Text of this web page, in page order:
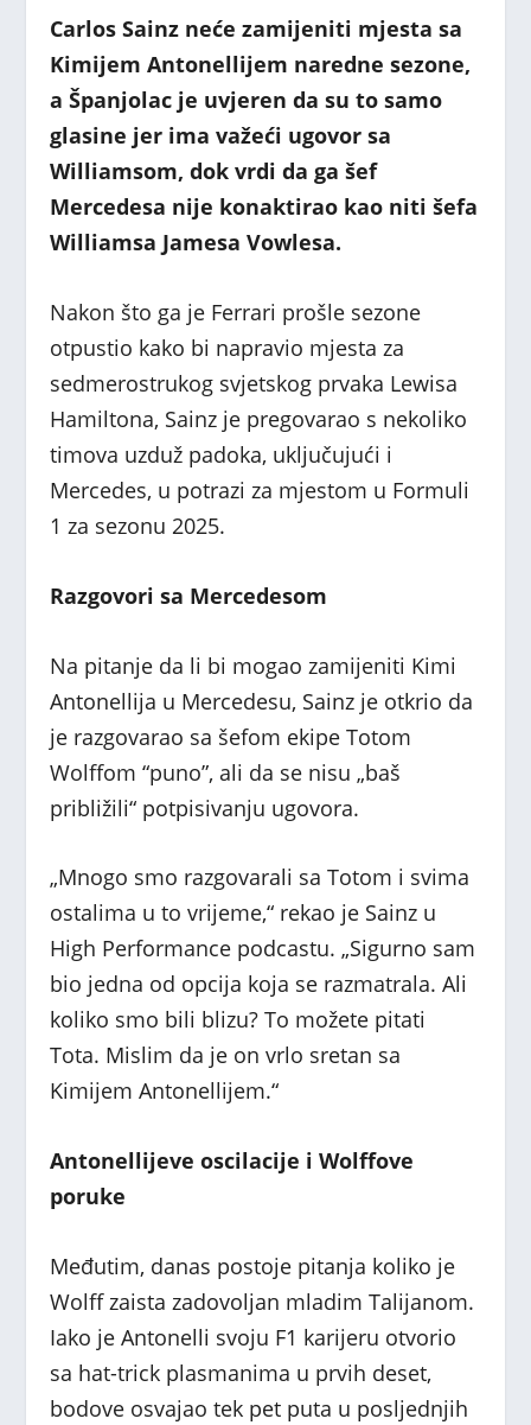
Carlos Sainz neće zamijeniti mjesta sa
Kimijem Antonellijem naredne sezone,
a Španjolac je uvjeren da su to samo
glasine jer ima važeći ugovor sa
Williamsom, dok vrdi da ga šef
Mercedesa nije konaktirao kao niti šefa
Williamsa Jamesa Vowlesa.
Nakon što ga je Ferrari prošle sezone
otpustio kako bi napravio mjesta za
sedmerostrukog svjetskog prvaka Lewisa
Hamiltona, Sainz je pregovarao s nekoliko
timova uzduž padoka, uključujući i
Mercedes, u potrazi za mjestom u Formuli
1 za sezonu 2025.
Razgovori sa Mercedesom
Na pitanje da li bi mogao zamijeniti Kimi
Antonellija u Mercedesu, Sainz je otkrio da
je razgovarao sa šefom ekipe Totom
Wolffom “puno”, ali da se nisu „baš
približili“ potpisivanju ugovora.
„Mnogo smo razgovarali sa Totom i svima
ostalima u to vrijeme,“ rekao je Sainz u
High Performance podcastu. „Sigurno sam
bio jedna od opcija koja se razmatrala. Ali
koliko smo bili blizu? To možete pitati
Tota. Mislim da je on vrlo sretan sa
Kimijem Antonellijem.“
Antonellijeve oscilacije i Wolffove
poruke
Međutim, danas postoje pitanja koliko je
Wolff zaista zadovoljan mladim Talijanom.
Iako je Antonelli svoju F1 karijeru otvorio
sa hat-trick plasmanima u prvih deset,
bodove osvajao tek pet puta u posljednjih